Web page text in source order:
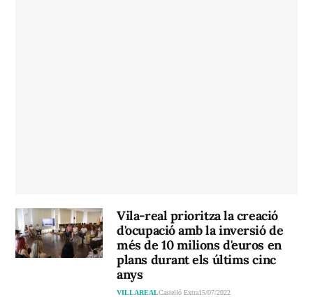
Vila-real prioritza la creació
d'ocupació amb la inversió de
més de 10 milions d'euros en
plans durant els últims cinc
anys
VILLAREALCastelló Extra15/07/2022